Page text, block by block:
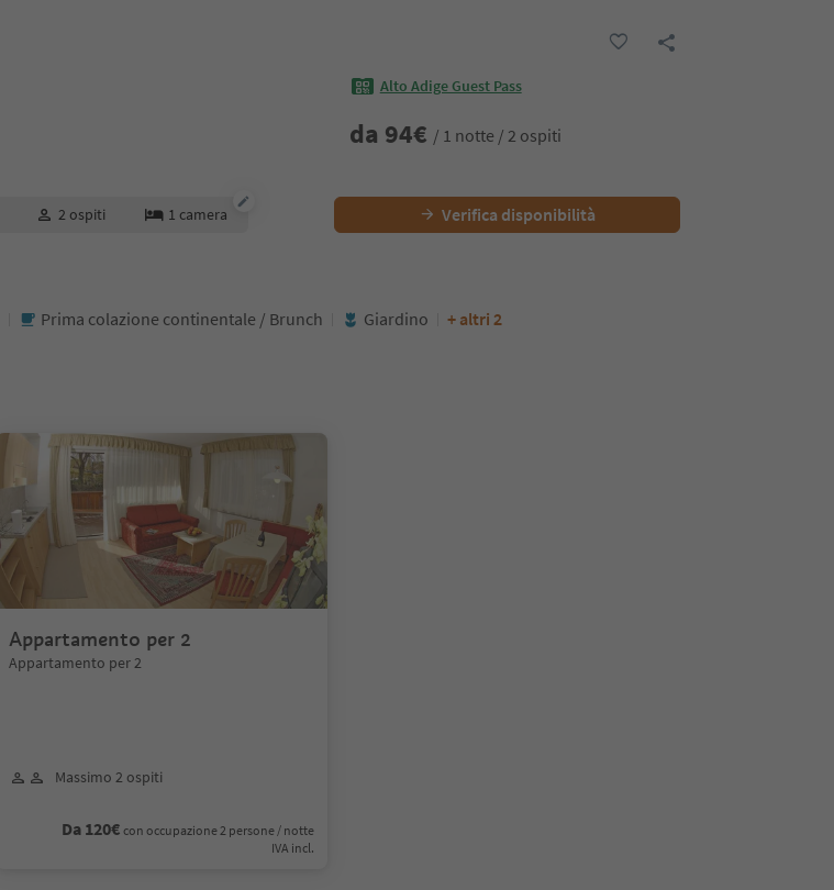
Alto Adige Guest Pass
da 94€ / 1 notte / 2 ospiti
2 ospiti 1 camera Verifica disponibilità
Prima colazione continentale / Brunch Giardino + altri 2
Appartamento per 2
Appartamento per 2
Massimo 2 ospiti
Da 120€ con occupazione 2 persone / notte
IVA incl.